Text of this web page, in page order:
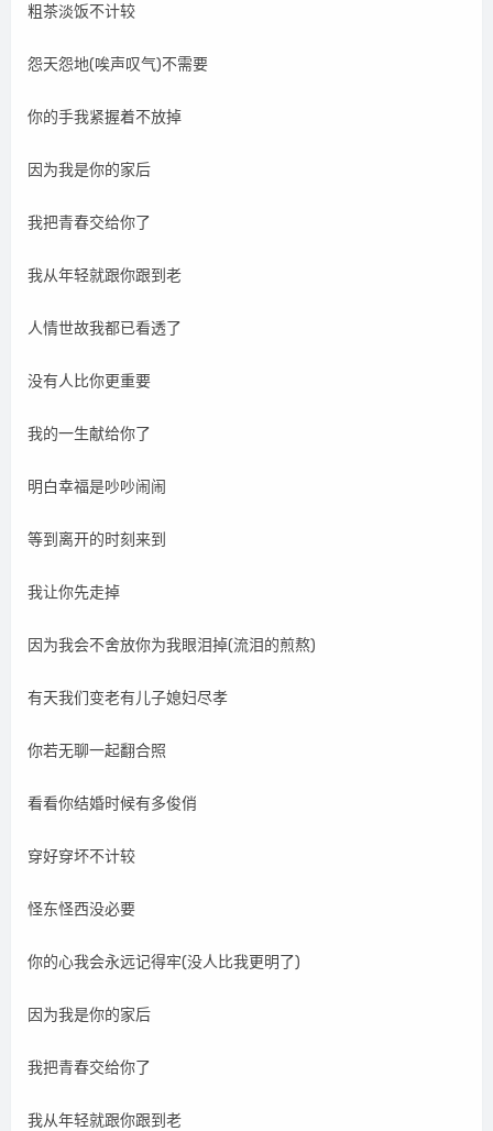
粗茶淡饭不计较
怨天怨地(唉声叹气)不需要
你的手我紧握着不放掉
因为我是你的家后
我把青春交给你了
我从年轻就跟你跟到老
人情世故我都已看透了
没有人比你更重要
我的一生献给你了
明白幸福是吵吵闹闹
等到离开的时刻来到
我让你先走掉
因为我会不舍放你为我眼泪掉(流泪的煎熬)
有天我们变老有儿子媳妇尽孝
你若无聊一起翻合照
看看你结婚时候有多俊俏
穿好穿坏不计较
怪东怪西没必要
你的心我会永远记得牢(没人比我更明了)
因为我是你的家后
我把青春交给你了
我从年轻就跟你跟到老